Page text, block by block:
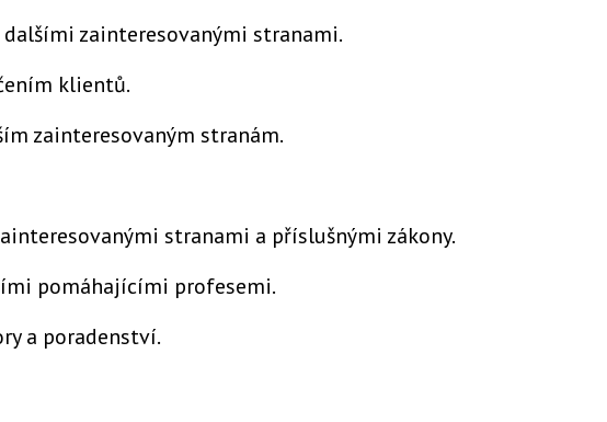
zainteresovanými stranami.
klientů.
zainteresovaným stranám.
stranami a příslušnými zákony.
pomáhajícími profesemi.
a poradenství.